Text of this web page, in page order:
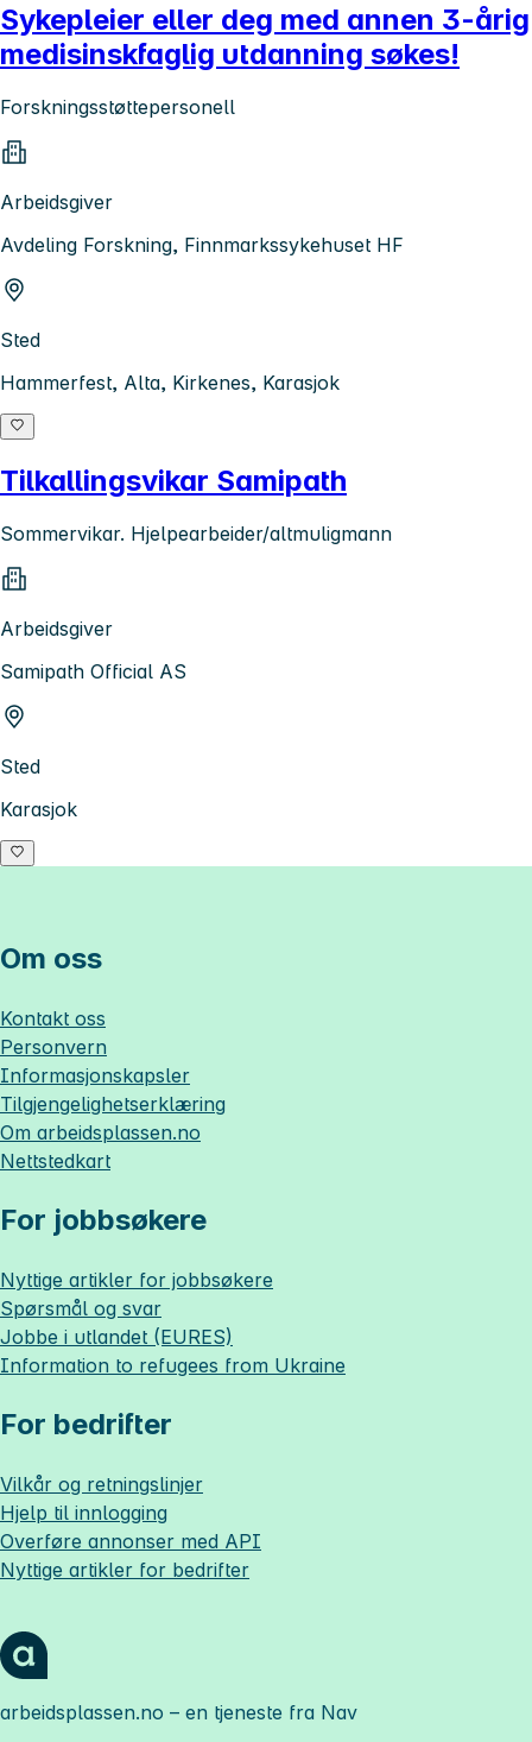
Sykepleier eller deg med annen 3-årig
medisinskfaglig utdanning søkes!
Forskningsstøttepersonell
Arbeidsgiver
Avdeling Forskning, Finnmarkssykehuset HF
Sted
Hammerfest, Alta, Kirkenes, Karasjok
Tilkallingsvikar Samipath
Sommervikar. Hjelpearbeider/altmuligmann
Arbeidsgiver
Samipath Official AS
Sted
Karasjok
Om oss
Kontakt oss
Personvern
Informasjonskapsler
Tilgjengelighetserklæring
Om arbeidsplassen.no
Nettstedkart
For jobbsøkere
Nyttige artikler for jobbsøkere
Spørsmål og svar
Jobbe i utlandet (EURES)
Information to refugees from Ukraine
For bedrifter
Vilkår og retningslinjer
Hjelp til innlogging
Overføre annonser med API
Nyttige artikler for bedrifter
arbeidsplassen.no – en tjeneste fra Nav